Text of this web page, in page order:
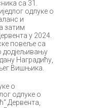
са 31.
одлуке о
и
затим
у 2024.
повеље са
додјељивању
Наградићу,
Вишњика.
о
одлуке о
Дервента,